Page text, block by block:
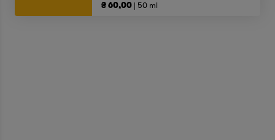
₴ 60,00
50 ml